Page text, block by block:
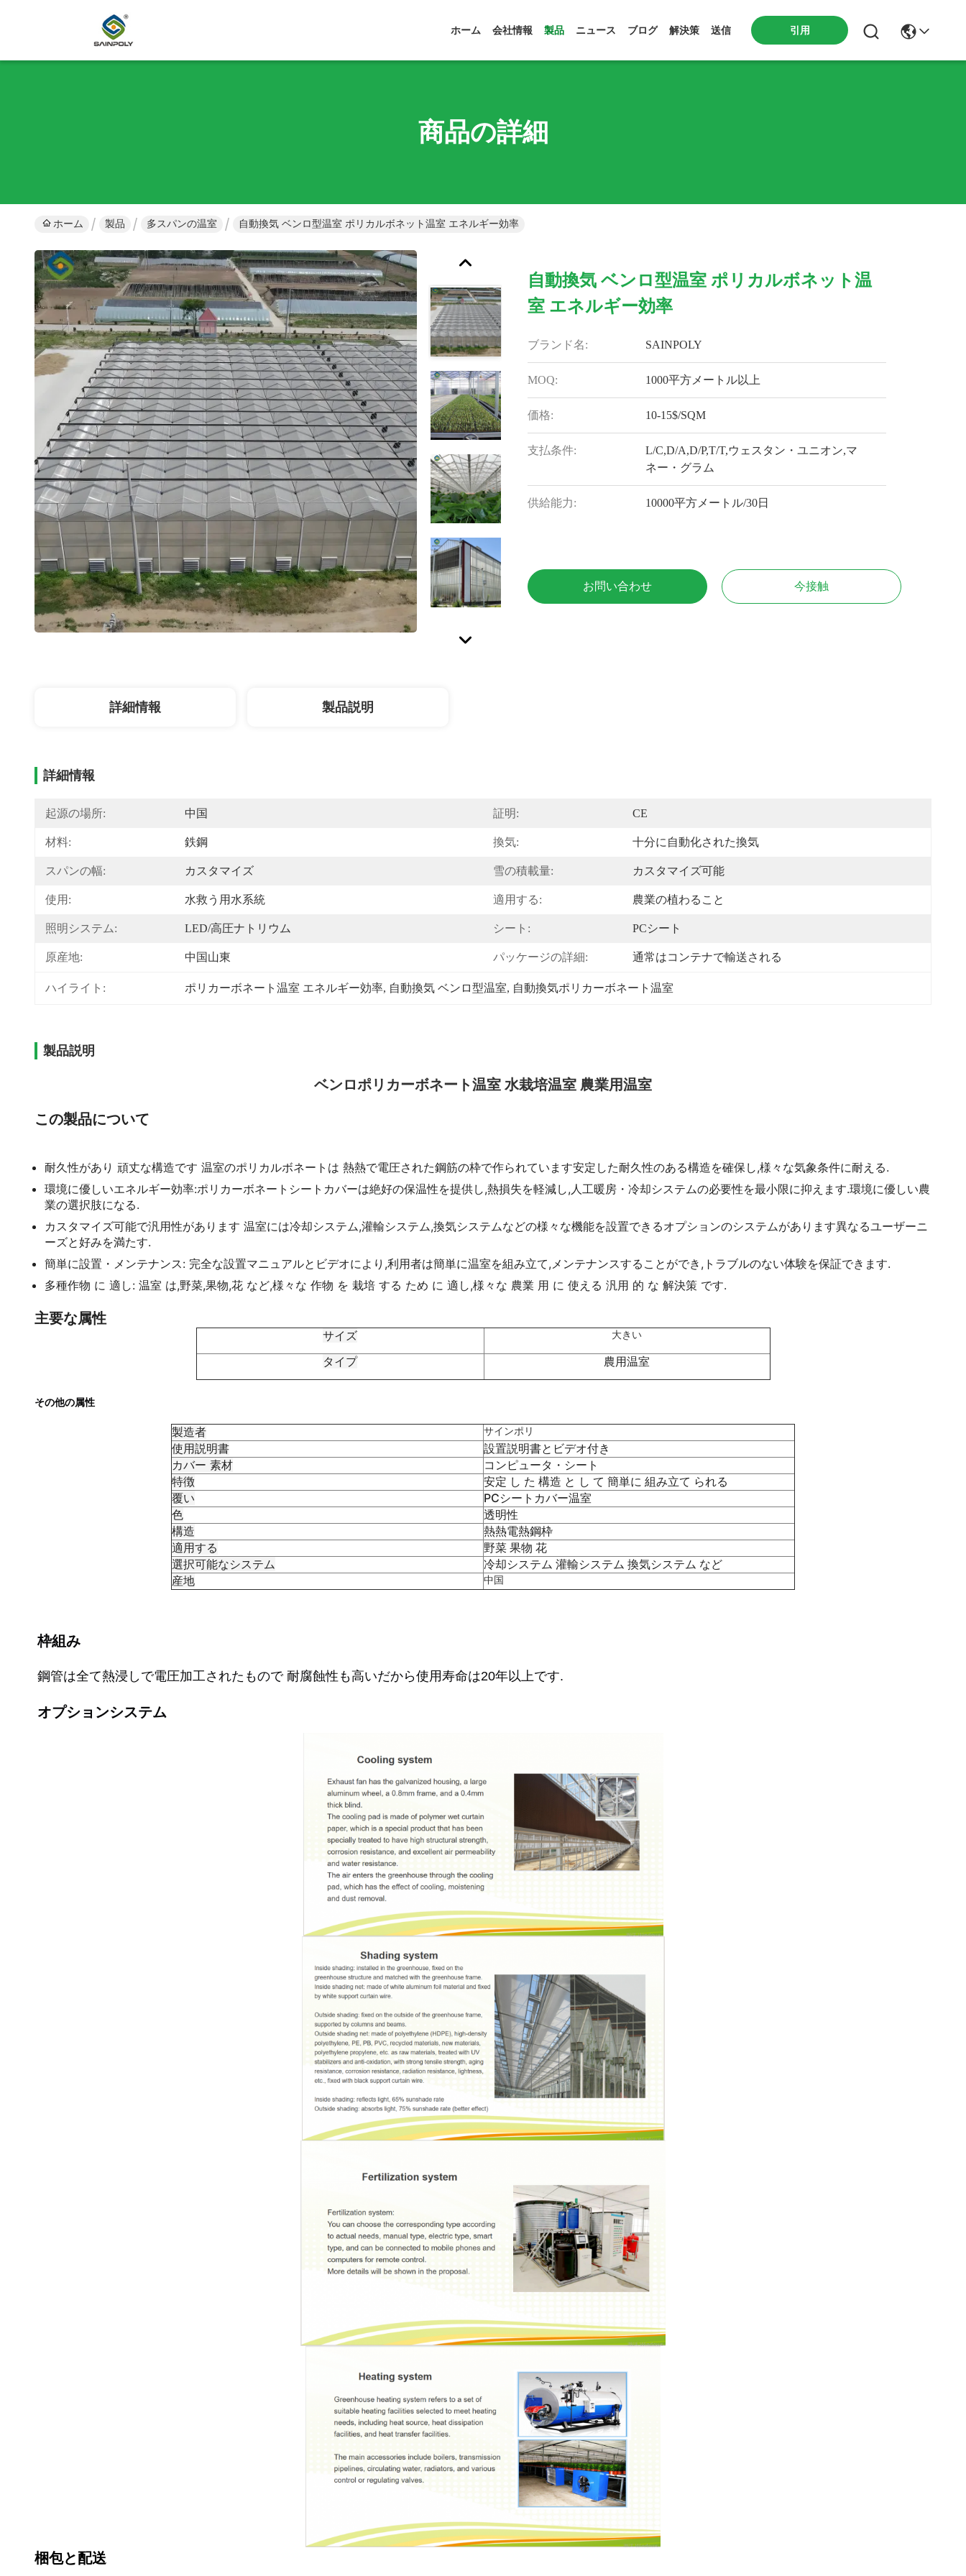
ホーム 会社情報 製品 ニュース ブログ 解決策 送信 引用
商品の詳細
ホーム 製品 多スパンの温室 自動換気 ベンロ型温室 ポリカルボネット温室 エネルギー効率
自動換気 ベンロ型温室 ポリカルボネット温
室 エネルギー効率
ブランド名: SAINPOLY
MOQ: 1000平方メートル以上
価格: 10-15$/SQM
支払条件:
L/C,D/A,D/P,T/T,ウェスタン・ユニオン,マ
ネー・グラム
供給能力: 10000平方メートル/30日
お問い合わせ 今接触
詳細情報 製品説明
詳細情報
起源の場所: 中国 証明: CE
材料: 鉄鋼 換気: 十分に自動化された換気
スパンの幅: カスタマイズ 雪の積載量: カスタマイズ可能
使用: 水救う用水系統 適用する: 農業の植わること
照明システム: LED/高圧ナトリウム シート: PCシート
原産地: 中国山東 パッケージの詳細: 通常はコンテナで輸送される
ハイライト: ポリカーボネート温室 エネルギー効率, 自動換気 ベンロ型温室, 自動換気ポリカーボネート温室
製品説明
ベンロポリカーボネート温室 水栽培温室 農業用温室
この製品について
耐久性があり 頑丈な構造です 温室のポリカルボネートは 熱熱で電圧された鋼筋の枠で作られています安定した耐久性のある構造を確保し,様々な気象条件に耐える.
環境に優しいエネルギー効率:ポリカーボネートシートカバーは絶好の保温性を提供し,熱損失を軽減し,人工暖房・冷却システムの必要性を最小限に抑えます.環境に優しい農
業の選択肢になる.
カスタマイズ可能で汎用性があります 温室には冷却システム,灌輸システム,換気システムなどの様々な機能を設置できるオプションのシステムがあります異なるユーザーニ
ーズと好みを満たす.
簡単に設置・メンテナンス: 完全な設置マニュアルとビデオにより,利用者は簡単に温室を組み立て,メンテナンスすることができ,トラブルのない体験を保証できます.
多種作物 に 適し: 温室 は,野菜,果物,花 など,様々な 作物 を 栽培 する ため に 適し,様々な 農業 用 に 使える 汎用 的 な 解決策 です.
主要な属性
サイズ 大きい
タイプ 農用温室
その他の属性
製造者 サインポリ
使用説明書
設置説明書とビデオ付き
カバー 素材
コンピュータ・シート
特徴
安定 し た 構造 と し て 簡単に 組み立て られる
覆い
PCシートカバー温室
色
透明性
構造
熱熱電熱鋼枠
適用する
野菜 果物 花
選択可能なシステム
冷却システム 灌輸システム 換気システム など
産地
中国
枠組み
鋼管は全て熱浸しで電圧加工されたもので 耐腐蝕性も高いだから使用寿命は20年以上です.
オプションシステム
梱包と配送